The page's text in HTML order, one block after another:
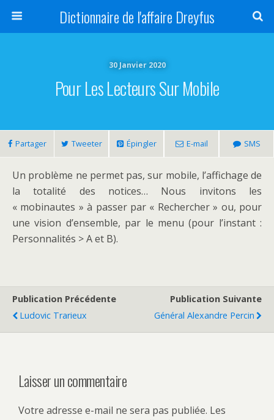
Dictionnaire de l'affaire Dreyfus
30 Janvier 2020
Pour Les Lecteurs Sur Mobile
Partager Tweeter Épingler E-mail SMS
Un problème ne permet pas, sur mobile, l’affichage de
la totalité des notices… Nous invitons les
« mobinautes » à passer par « Rechercher » ou, pour
une vision d’ensemble, par le menu (pour l’instant :
Personnalités > A et B).
Publication Précédente
Ludovic Trarieux
Publication Suivante
Général Alexandre Percin
Laisser un commentaire
Votre adresse e-mail ne sera pas publiée. Les